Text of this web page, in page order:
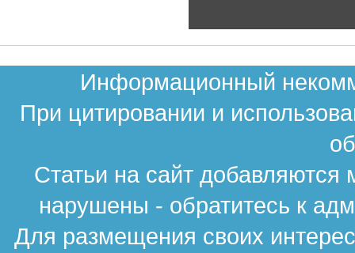
Информационный
При цитировании и
Статьи на сайт
нарушены - обратитесь к
Для размещения своих